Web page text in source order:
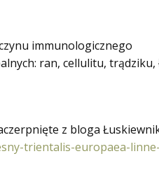
immunologicznego
ran, cellulitu,
z bloga
trientalis-europaea-